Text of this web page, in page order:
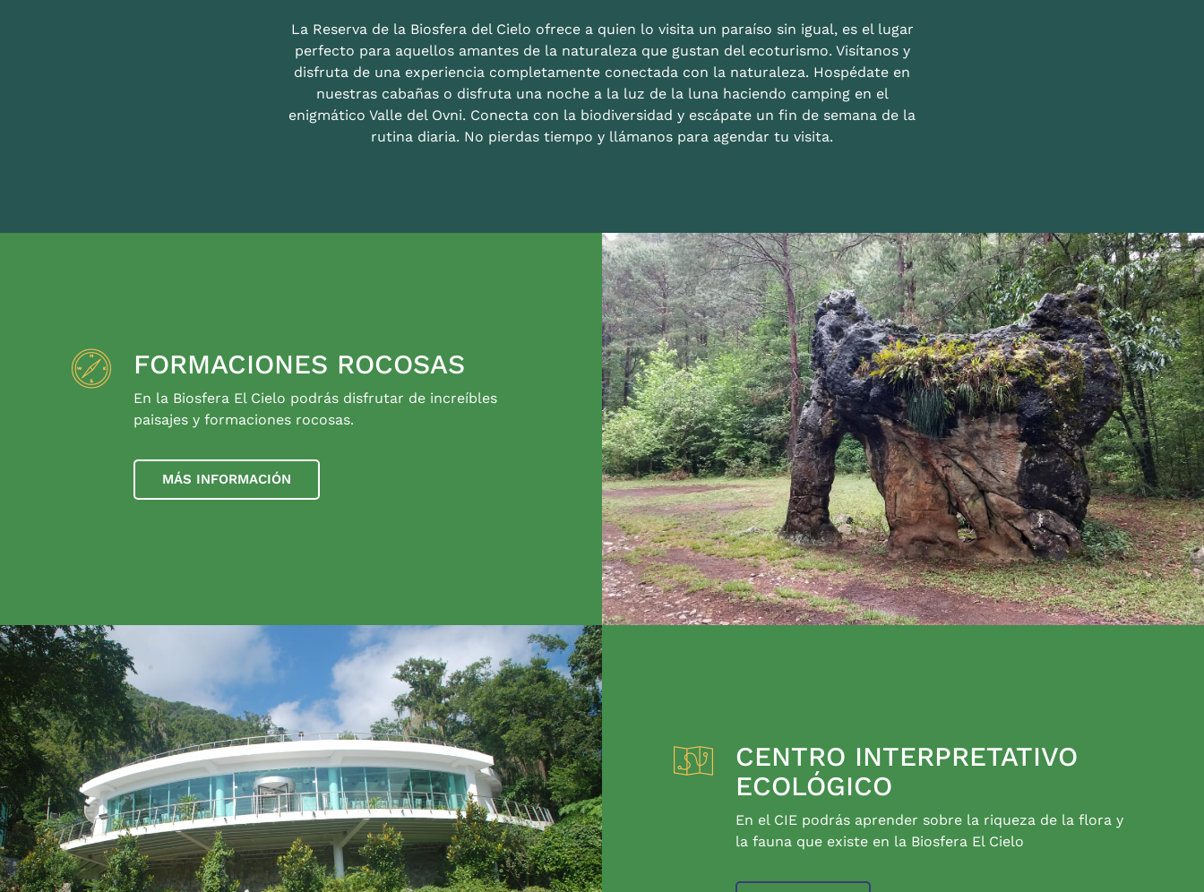
La Reserva de la Biosfera del Cielo ofrece a quien lo visita un paraíso sin igual, es el lugar
perfecto para aquellos amantes de la naturaleza que gustan del ecoturismo. Visítanos y
disfruta de una experiencia completamente conectada con la naturaleza. Hospédate en
nuestras cabañas o disfruta una noche a la luz de la luna haciendo camping en el
enigmático Valle del Ovni. Conecta con la biodiversidad y escápate un fin de semana de la
rutina diaria. No pierdas tiempo y llámanos para agendar tu visita.
FORMACIONES ROCOSAS
En la Biosfera El Cielo podrás disfrutar de increíbles
paisajes y formaciones rocosas.
MÁS INFORMACIÓN
CENTRO INTERPRETATIVO
ECOLÓGICO
En el CIE podrás aprender sobre la riqueza de la flora y
la fauna que existe en la Biosfera El Cielo